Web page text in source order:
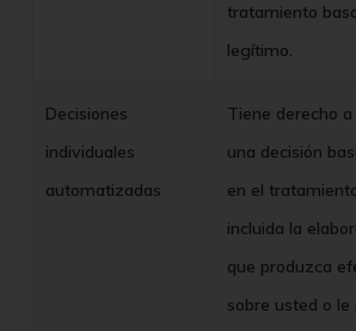
tratamiento
legítimo.
Decisiones
individuales
automatizadas
Tiene derecho
una decisión
en el
incluida la
que produzca
sobre usted o le